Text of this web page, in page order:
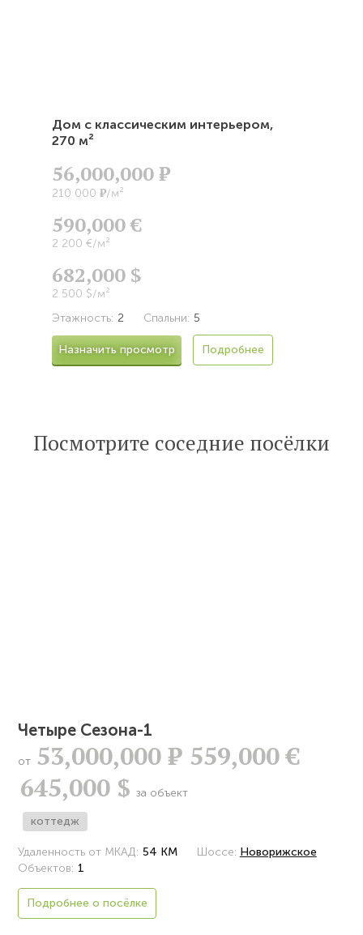
Дом с классическим интерьером,
270 м²
56,000,000Р
210 000 Р/м²
590,000 €
2 200 €/м²
682,000 $
2 500 $/м²
Этажность: 2 Спальни: 5
Назначить просмотр Подробнее
Посмотрите соседние посёлки
Четыре Сезона-1
от 53,000,000Р 559,000 €
645,000 $ за объект
коттедж
Удаленность от МКАД: 54 КМ Шоссе: Новорижское
Объектов: 1
Подробнее о посёлке